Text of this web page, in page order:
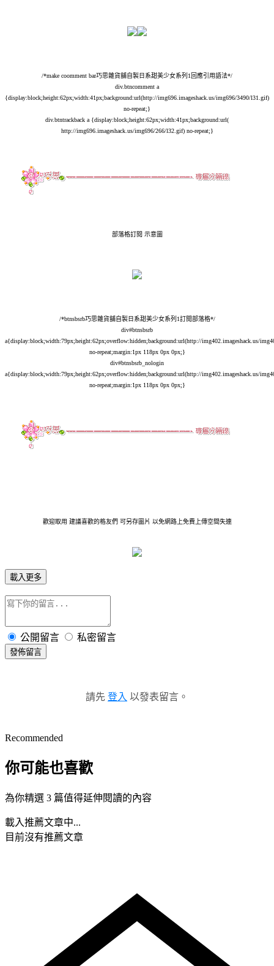
/*make coomment bar巧思雜貨舖自製日系甜美少女系列1回應引用語法*/
div.btncomment a
{display:block;height:62px;width:41px;background:url(http://img696.imageshack.us/img696/3490/l31.gif)
no-repeat;}
div.btntrackback a {display:block;height:62px;width:41px;background:url(
http://img696.imageshack.us/img696/266/l32.gif) no-repeat;}
部落格訂閱 示意圖
/*btnsbsrb巧思雜貨舖自製日系甜美少女系列1訂閱部落格*/
div#btnsbsrb
a{display:block;width:79px;height:62px;overflow:hidden;background:url(http://img402.imageshack.us/
no-repeat;margin:1px 118px 0px 0px;}
div#btnsbsrb_nologin
a{display:block;width:79px;height:62px;overflow:hidden;background:url(http://img402.imageshack.us/
no-repeat;margin:1px 118px 0px 0px;}
歡迎取用 建議喜歡的格友們 可另存圖片 以免網路上免費上傳空間失連
載入更多
公開留言 私密留言
發佈留言
請先 登入 以發表留言。
Recommended
你可能也喜歡
為你精選 3 篇值得延伸閱讀的內容
載入推薦文章中...
目前沒有推薦文章